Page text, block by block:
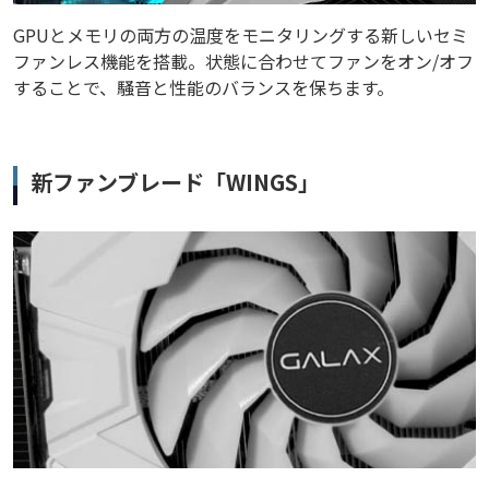
GPUとメモリの両方の温度をモニタリングする新しいセミ
ファンレス機能を搭載。状態に合わせてファンをオン/オフ
することで、騒音と性能のバランスを保ちます。
新ファンブレード「WINGS」